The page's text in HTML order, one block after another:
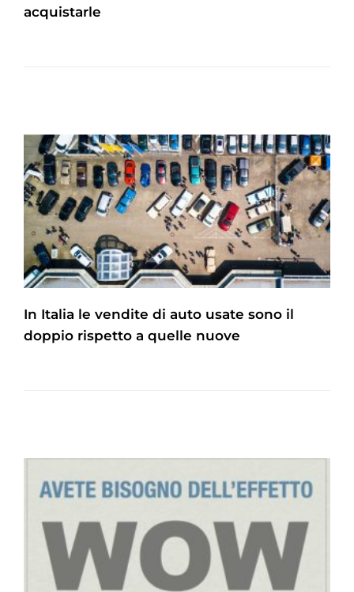
acquistarle
In Italia le vendite di auto usate sono il
doppio rispetto a quelle nuove